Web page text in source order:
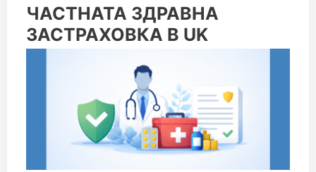
ЧАСТНАТА ЗДРАВНА
ЗАСТРАХОВКА В UK
ЧАСТНАТА
ЗДРАВНА
ЗАСТРАХОВКА
В